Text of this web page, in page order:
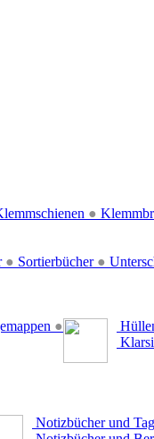
●
● Sortierbücher ●
●
Notizbücher und